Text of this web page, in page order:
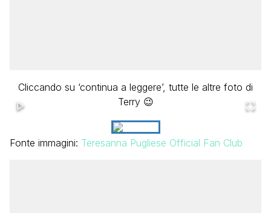
Cliccando su ‘continua a leggere’, tutte le altre foto di
Terry 😉
Fonte immagini: Teresanna Pugliese Official Fan Club